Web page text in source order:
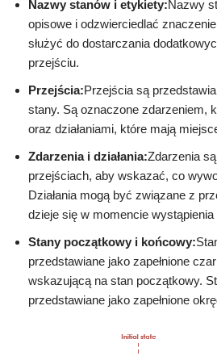
Nazwy stanów i etykiety:Nazwy
opisowe i odzwierciedlać
służyć do dostarczania
przejściu.
Przejścia:Przejścia są
stany. Są oznaczone zdarzeniem,
oraz działaniami, które mają
Zdarzenia i działania:Zdarzenia
przejściach, aby wskazać, co
Działania mogą być związane z
dzieje się w momencie wystąpienia
Stany początkowy i końcowy:
przedstawiane jako zapełnione
wskazującą na stan początkowy.
przedstawiane jako zapełnione